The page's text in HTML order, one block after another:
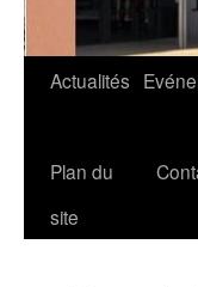
Actualités
Plan du
site